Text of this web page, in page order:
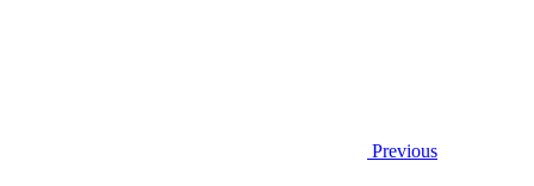
Previous